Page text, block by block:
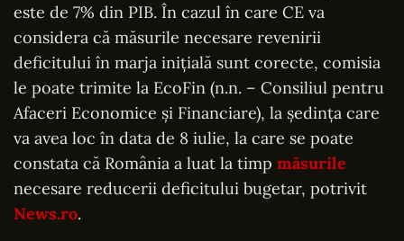
este de 7% din PIB. În cazul în care CE va
considera că măsurile necesare revenirii
deficitului în marja iniţială sunt corecte, comisia
le poate trimite la EcoFin (n.n. – Consiliul pentru
Afaceri Economice şi Financiare), la şedinţa care
va avea loc în data de 8 iulie, la care se poate
constata că România a luat la timp măsurile
necesare reducerii deficitului bugetar, potrivit
News.ro.